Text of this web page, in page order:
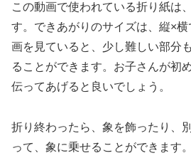
この動画で使われている折り紙は
す。できあがりのサイズは、縦×
画を見ていると、少し難しい部分
ることができます。お子さんが初
伝ってあげると良いでしょう。
折り終わったら、象を飾ったり、
って、象に乗せることができます